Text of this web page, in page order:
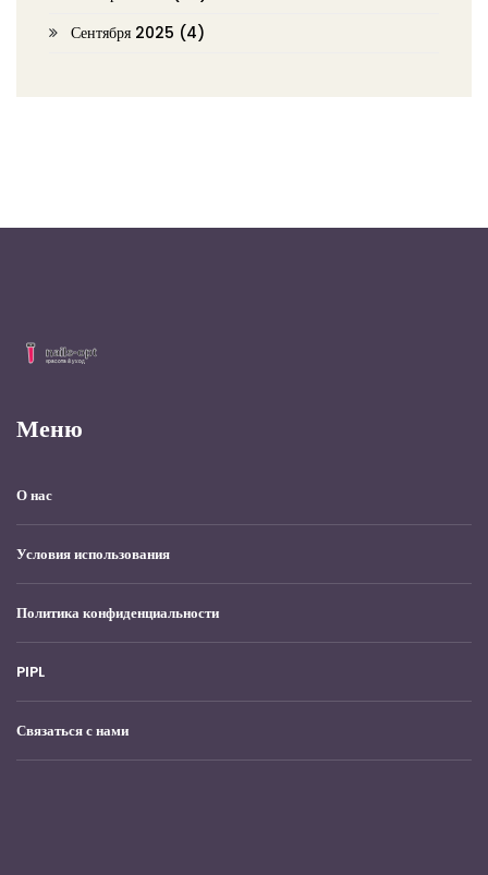
Сентября 2025 (4)
Меню
О нас
Условия использования
Политика конфиденциальности
PIPL
Связаться с нами